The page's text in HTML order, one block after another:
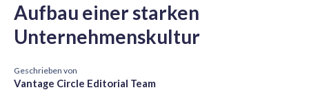
Aufbau einer starken
Unternehmenskultur
Geschrieben von
Vantage Circle Editorial Team